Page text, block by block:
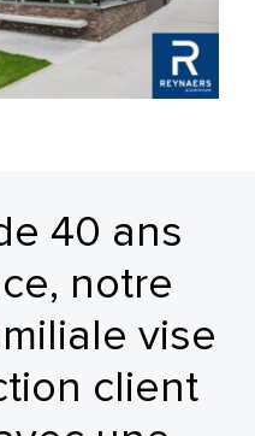
40 ans
notre
vise
client